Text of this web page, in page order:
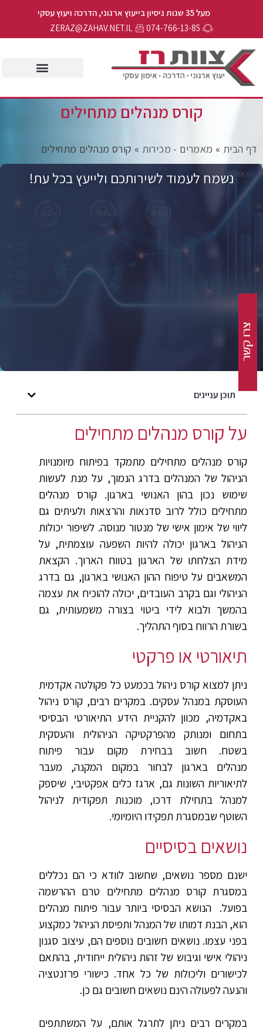
מעל 35 שנות ניסיון בייעוץ ארגוני, הדרכה ויעוץ עסקי
074-766-13-85
ZERAZ@ZAHAV.NET.IL
קורס מנהלים מתחילים
דף הבית»מאמרים - מכירות»קורס מנהלים מתחילים
נשמח לעמוד לשירותכם ולייעץ בכל עת!
תוכן עניינים
על קורס מנהלים מתחילים
קורס מנהלים מתחילים מתמקד בפיתוח מיומנויות
הניהול של המנהלים בדרג הנמוך, על מנת לעשות
שימוש נכון בהון האנושי בארגון. קורס מנהלים
מתחילים כולל לרוב סדנאות והרצאות ולעיתים גם
ליווי של אימון אישי של מנטור מנוסה. לשיפור יכולות
הניהול בארגון יכולה להיות השפעה עוצמתית, על
מידת הצלחתו של הארגון בטווח הארוך. הקצאת
המשאבים על טיפוח ההון האנושי בארגון, גם בדרג
הניהולי וגם בקרב העובדים, יכולה להוכיח את עצמה
בהמשך ולבוא לידי ביטוי בצורה משמעותית, גם
בשורת הרווח בסוף התהליך.
תיאורטי או פרקטי
ניתן למצוא קורס ניהול בכמעט כל פקולטה אקדמית
העוסקת במנהל עסקים. במקרים רבים, קורס ניהול
באקדמיה, מכוון להקניית הידע התיאורטי הבסיסי
בתחום ומנותק מהפרקטיקה הניהולית והעסקית
בשטח. חשוב בבחירת מקום עבור פיתוח
מנהלים בארגון לבחור במקום המקנה, מעבר
לתיאוריות השונות גם, ארגז כלים אפקטיבי, שיספק
למנהל בתחילת דרכו, מוכנות תפקודית לניהול
השוטף שבמסגרת תפקידו היומיומי.
נושאים בסיסיים
ישנם מספר נושאים, שחשוב לוודא כי הם נכללים
במסגרת קורס מנהלים מתחילים טרם ההרשמה
בפועל. הנושא הבסיסי ביותר עבור פיתוח מנהלים
הוא, הבנת דמותו של המנהל ותפיסת הניהול כמקצוע
בפני עצמו. נושאים חשובים נוספים הם, עיצוב סגנון
ניהולי אישי וגיבוש של זהות ניהולית ייחודית, בהתאם
לכישורים וליכולות של כל אחד. כישורי פרזנטציה
והנעה לפעולה הינם נושאים חשובים גם כן.
במקרים רבים ניתן לתרגל אותם, על המשתתפים